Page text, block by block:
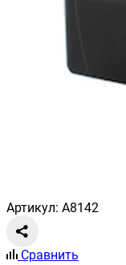
Артикул: A8142
Сравнить